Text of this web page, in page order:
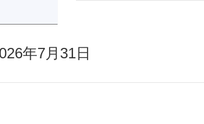
年7月31日